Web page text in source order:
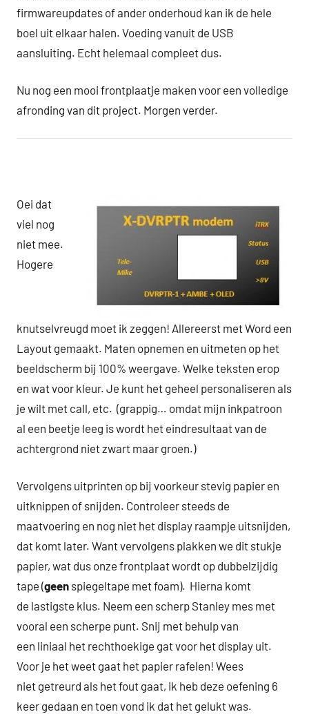
firmwareupdates of ander onderhoud kan ik de hele
boel uit elkaar halen. Voeding vanuit de USB
aansluiting. Echt helemaal compleet dus.
Nu nog een mooi frontplaatje maken voor een volledige
afronding van dit project. Morgen verder.
Oei dat
viel nog
niet mee.
Hogere
knutselvreugd moet ik zeggen! Allereerst met Word een
Layout gemaakt. Maten opnemen en uitmeten op het
beeldscherm bij 100% weergave. Welke teksten erop
en wat voor kleur. Je kunt het geheel personaliseren als
je wilt met call, etc. (grappig… omdat mijn inkpatroon
al een beetje leeg is wordt het eindresultaat van de
achtergrond niet zwart maar groen.)
Vervolgens uitprinten op bij voorkeur stevig papier en
uitknippen of snijden. Controleer steeds de
maatvoering en nog niet het display raampje uitsnijden,
dat komt later. Want vervolgens plakken we dit stukje
papier, wat dus onze frontplaat wordt op dubbelzijdig
tape (geen spiegeltape met foam). Hierna komt
de lastigste klus. Neem een scherp Stanley mes met
vooral een scherpe punt. Snij met behulp van
een liniaal het rechthoekige gat voor het display uit.
Voor je het weet gaat het papier rafelen! Wees
niet getreurd als het fout gaat, ik heb deze oefening 6
keer gedaan en toen vond ik dat het gelukt was.